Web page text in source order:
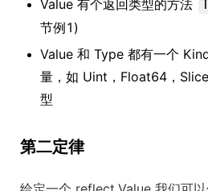
Value 有个返回类型的方法
节例1)
Value 和 Type 都有一个
量，如 Uint，Float64，
型
第二定律